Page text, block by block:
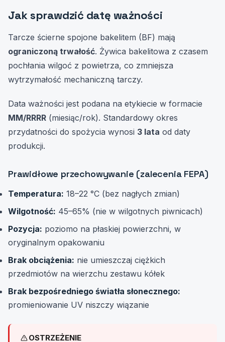
Jak sprawdzić datę ważności
Tarcze ścierne spojone bakelitem (BF) mają
ograniczoną trwałość. Żywica bakelitowa z czasem
pochłania wilgoć z powietrza, co zmniejsza
wytrzymałość mechaniczną tarczy.
Data ważności jest podana na etykiecie w formacie
MM/RRRR (miesiąc/rok). Standardowy okres
przydatności do spożycia wynosi 3 lata od daty
produkcji.
Prawidłowe przechowywanie (zalecenia FEPA)
Temperatura: 18–22 °C (bez nagłych zmian)
Wilgotność: 45–65% (nie w wilgotnych piwnicach)
Pozycja: poziomo na płaskiej powierzchni, w
oryginalnym opakowaniu
Brak obciążenia: nie umieszczaj ciężkich
przedmiotów na wierzchu zestawu kółek
Brak bezpośredniego światła słonecznego:
promieniowanie UV niszczy wiązanie
OSTRZEŻENIE